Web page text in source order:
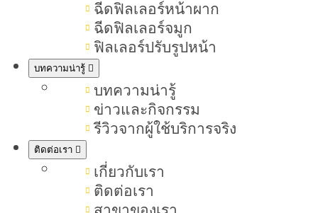
ฉีดฟิลเลอร์หน้าผาก
ฉีดฟิลเลอร์จมูก
ฟิลเลอร์ปรับรูปหน้า
บทความน่ารู้
บทความน่ารู้
ข่าวและกิจกรรม
รีวิวจากผู้ใช้บริการจริง
ติดต่อเรา
เกี่ยวกับเรา
ติดต่อเรา
Thermage คืออะไร ช่วยอะไร
ยกกระชับได้จริงไหม กี่วันถึง
เห็นผล
Thermage คือเทคโนโลยียกกระชับ
หน้าและผิวกายโดยไม่ต้องผ่าตัด ช่วย
กระตุ้นคอลลาเจนให้ผิวตึงกระชับ